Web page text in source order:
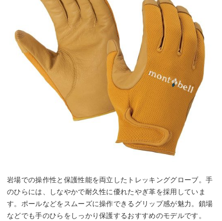
岩場での操作性と保護性能を両立したトレッキンググローブ。手
のひらには、しなやかで耐久性に優れたやぎ革を採用していま
す。ポールなどをスムーズに操作できるグリップ感が魅力。鎖場
などでも手のひらをしっかり保護するおすすめのモデルです。